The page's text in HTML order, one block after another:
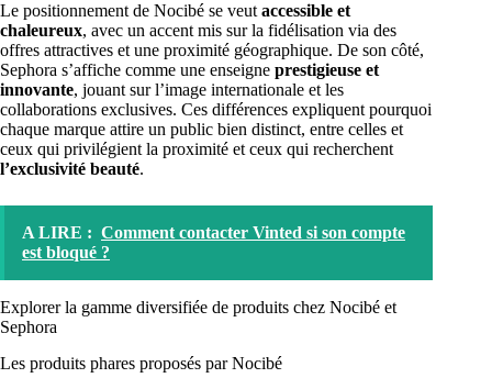
Le positionnement de Nocibé se veutaccessible et
chaleureux, avec un accent mis sur la fidélisation via des
offres attractives et une proximité géographique. De son côté,
Sephora s’affiche comme une enseigne prestigieuse et
innovante, jouant sur l’image internationale et les
collaborations exclusives. Ces différences expliquent pourquoi
chaque marque attire un public bien distinct, entre celles et
ceux qui privilégient la proximité et ceux qui recherchent
l’exclusivité beauté.
A LIRE : Comment contacter Vinted si son compte
est bloqué ?
Explorer la gamme diversifiée de produits chez Nocibé et
Sephora
Les produits phares proposés par Nocibé